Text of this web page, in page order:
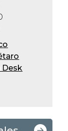
Desk